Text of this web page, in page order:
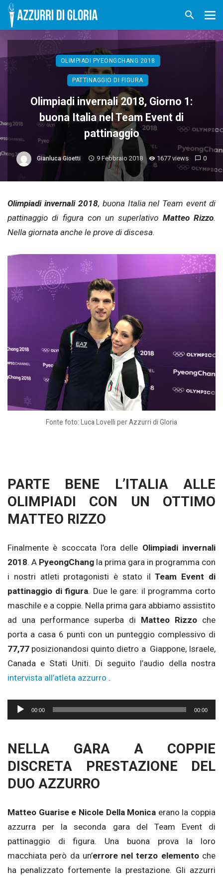
OLIMPIADI PYEONGCHANG 2018
PATTINAGGIO DI FIGURA
Olimpiadi invernali 2018, Giorno 1:
buona Italia nel Team Event di
pattinaggio
Gianluca Gioetti 9 Febbraio 2018 1677 views 0
Olimpiadi invernali 2018, buona Italia nel Team event di
pattinaggio di figura con un superlativo Matteo Rizzo.
Nella giornata anche le prove di discesa.
Fonte foto: Luca Lovelli per Azzurri di Gloria
PARTE BENE L’ITALIA ALLE
OLIMPIADI CON UN OTTIMO
MATTEO RIZZO
Finalmente è scoccata l’ora delle Olimpiadi invernali
2018. A PyeongChang la prima gara in programma con
i nostri atleti protagonisti è stato ilTeam Event di
pattinaggio di figura. Due le gare: il programma corto
maschile e a coppie. Nella prima gara abbiamo assistito
ad una performance superba di Matteo Rizzo che
porta a casa 6 punti con un punteggio complessivo di
77,77 posizionandosi quinto dietro a Giappone, Israele,
Canada e Stati Uniti. Di seguito l’audio della nostra
intervista all’atleta azzurro .
Audio
Player
00:00 00:00
NELLA GARA A COPPIE
DISCRETA PRESTAZIONE DEL
DUO AZZURRO
Matteo Guarise e Nicole Della Monica erano la coppia
azzurra per la seconda gara del Team Event di
pattinaggio di figura. Una buona prova la loro
macchiata però da un’errore nel terzo elementoche
ha penalizzato fortemente la prestazione. Gli azzurri